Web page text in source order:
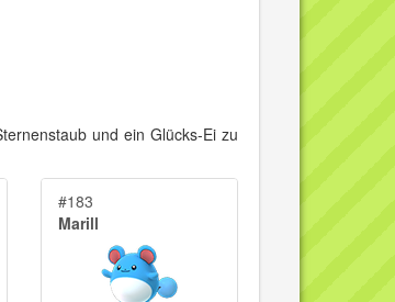
und ein Glücks-Ei zu
#183
Marill